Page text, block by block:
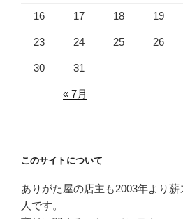
16 17 18 19
23 24 25 26
30 31
« 7月
このサイトについて
ありがた屋の店主も2003年より
人です。